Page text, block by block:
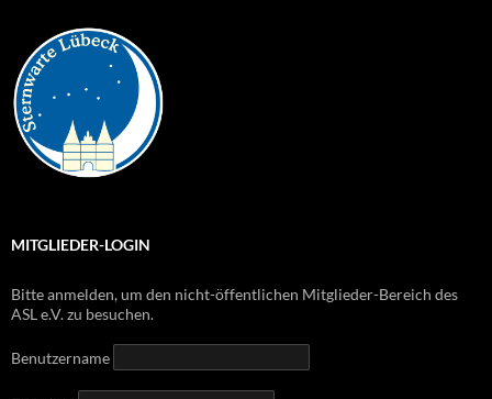
MITGLIEDER-LOGIN
Bitte anmelden, um den nicht-öffentlichen Mitglieder-Bereich des
ASL e.V. zu besuchen.
Benutzername